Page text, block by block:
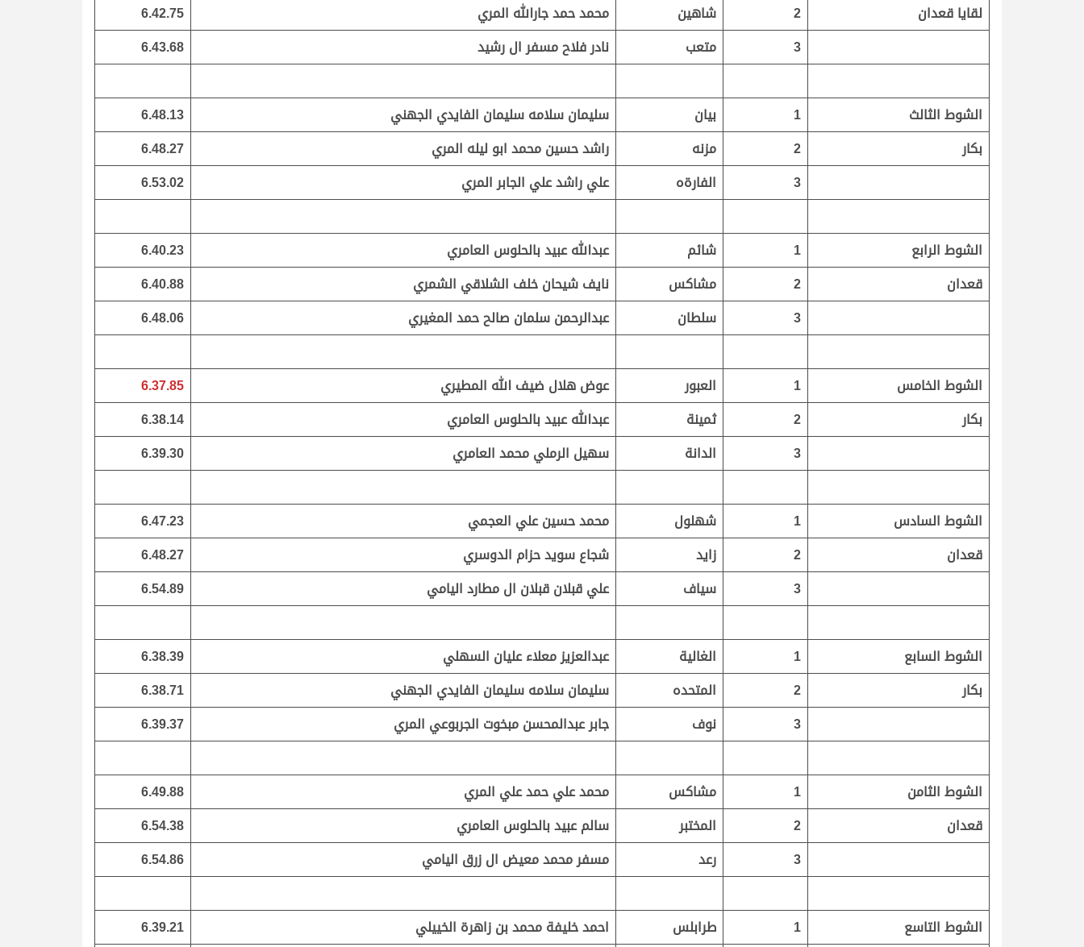
لقايا قعدان
2 شاهين محمد حمد جارالله المري
6.42.75
3
متعب نادر فلاح مسفر ال رشيد 6.43.68
الشوط الثالث 1 بيان سليمان سلامه سليمان الفايدي الجهني
6.48.13
بكار
2 مزنه راشد حسين محمد ابو ليله المري
6.48.27
3
الفارةه علي راشد علي الجابر المري 6.53.02
الشوط الرابع 1 شائم عبدالله عبيد بالحلوس العامري
6.40.23
قعدان
2 مشاكس نايف شيحان خلف الشلاقي الشمري
6.40.88
3
سلطان عبدالرحمن سلمان صالح حمد المغيري 6.48.06
الشوط الخامس 1 العبور عوض هلال ضيف الله المطيري
6.37.85
بكار
2 ثمينة عبدالله عبيد بالحلوس العامري
6.38.14
3
الدانة سهيل الرملي محمد العامري 6.39.30
الشوط السادس 1 شهلول محمد حسين علي العجمي
6.47.23
قعدان
2 زايد شجاع سويد حزام الدوسري
6.48.27
3
سياف علي قبلان قبلان ال مطارد اليامي 6.54.89
الشوط السابع 1 الغالية عبدالعزيز معلاء عليان السهلي
6.38.39
بكار
2 المتحده سليمان سلامه سليمان الفايدي الجهني
6.38.71
3
نوف جابر عبدالمحسن مبخوت الجربوعي المري 6.39.37
الشوط الثامن 1 مشاكس محمد علي حمد علي المري
6.49.88
قعدان
2 المختبر سالم عبيد بالحلوس العامري
6.54.38
3
رعد مسفر محمد معيض ال زرق اليامي 6.54.86
الشوط التاسع 1 طرابلس احمد خليفة محمد بن زاهرة الخييلي 6.39.21